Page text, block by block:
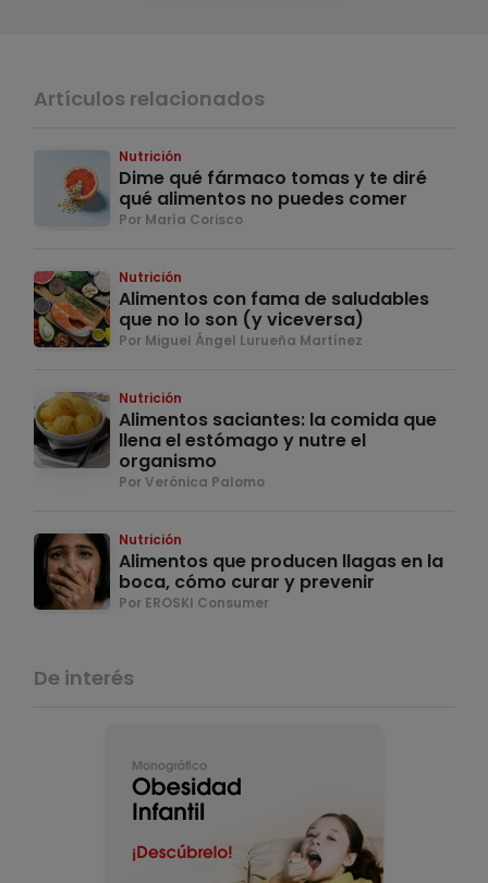
Artículos relacionados
Nutrición
Dime qué fármaco tomas y te diré
qué alimentos no puedes comer
Por María Corisco
Nutrición
Alimentos con fama de saludables
que no lo son (y viceversa)
Por Miguel Ángel Lurueña Martínez
Nutrición
Alimentos saciantes: la comida que
llena el estómago y nutre el
organismo
Por Verónica Palomo
Nutrición
Alimentos que producen llagas en la
boca, cómo curar y prevenir
Por EROSKI Consumer
De interés